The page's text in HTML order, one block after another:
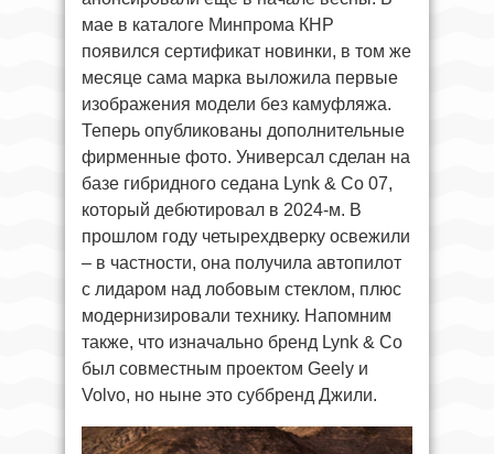
мае в каталоге Минпрома КНР
появился сертификат новинки, в том же
месяце сама марка выложила первые
изображения модели без камуфляжа.
Теперь опубликованы дополнительные
фирменные фото. Универсал сделан на
базе гибридного седана Lynk & Co 07,
который дебютировал в 2024-м. В
прошлом году четырехдверку освежили
– в частности, она получила автопилот
с лидаром над лобовым стеклом, плюс
модернизировали технику. Напомним
также, что изначально бренд Lynk & Co
был совместным проектом Geely и
Volvo, но ныне это суббренд Джили.